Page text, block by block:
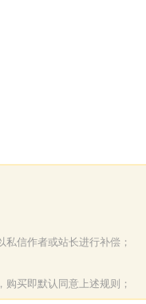
信作者或站长进行补偿；
买即默认同意上述规则；